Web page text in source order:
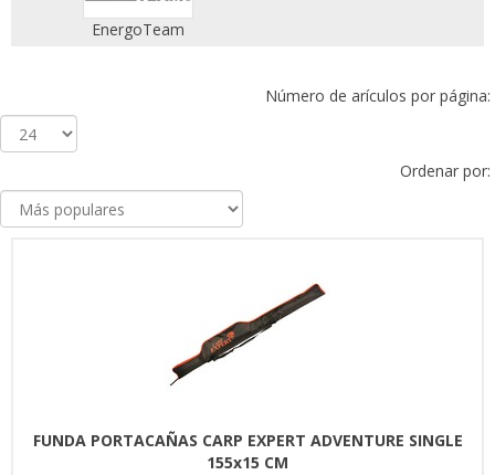
EnergoTeam
Número de arículos por página:
Ordenar por:
FUNDA PORTACAÑAS CARP EXPERT ADVENTURE SINGLE
155x15 CM